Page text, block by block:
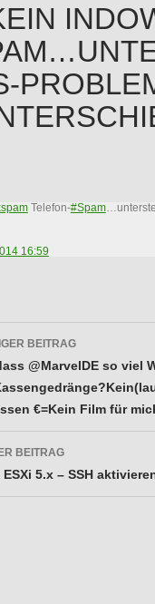
Telefon-#Spam
16:59
BEITRAG
@MarvelDE so viel
€=Kein Film für
BEITRAG
ESXi 5.x – SSH